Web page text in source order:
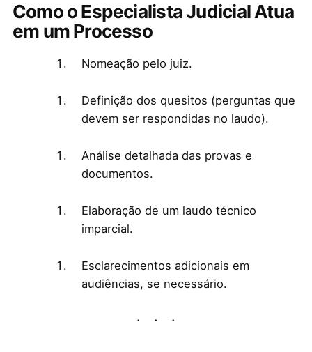
Como o Especialista Judicial Atua
em um Processo
Nomeação pelo juiz.
Definição dos quesitos (perguntas que
devem ser respondidas no laudo).
Análise detalhada das provas e
documentos.
Elaboração de um laudo técnico
imparcial.
Esclarecimentos adicionais em
audiências, se necessário.